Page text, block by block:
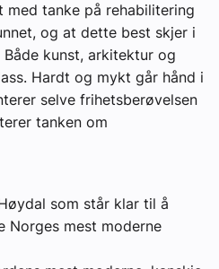
med tanke på rehabilitering
og at dette best skjer i
kunst, arkitektur og
Hardt og mykt går hånd i
selve frihetsberøvelsen
tanken om
som står klar til å
Norges mest moderne